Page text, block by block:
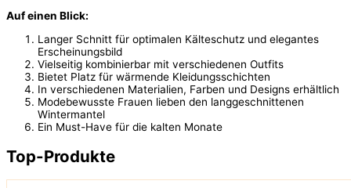
Auf einen Blick:
Langer Schnitt für optimalen Kälteschutz und elegantes
Erscheinungsbild
Vielseitig kombinierbar mit verschiedenen Outfits
Bietet Platz für wärmende Kleidungsschichten
In verschiedenen Materialien, Farben und Designs erhältlich
Modebewusste Frauen lieben den langgeschnittenen
Wintermantel
Ein Must-Have für die kalten Monate
Top-Produkte